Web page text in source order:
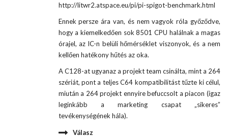
http://litwr2.atspace.eu/pi/pi-spigot-benchmark.html
Ennek persze ára van, és nem vagyok róla győződve,
hogy a kiemelkedően sok 8501 CPU halálnak a magas
órajel, az IC-n belüli hőmérséklet viszonyok, és a nem
kellően hatékony hűtés az oka.
A C128-at ugyanaz a projekt team csinálta, mint a 264
szériát, pont a teljes C64 kompatibilitást tűzte ki célul,
miután a 264 projekt ennyire befuccsolt a piacon (igaz
leginkább a marketing csapat „sikeres”
tevékenységének hála).
Válasz